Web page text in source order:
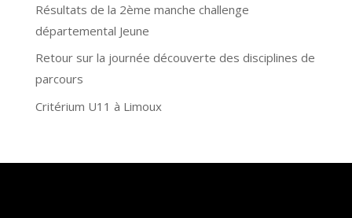
Résultats de la 2ème manche challenge
départemental Jeune
Retour sur la journée découverte des disciplines de
parcours
Critérium U11 à Limoux